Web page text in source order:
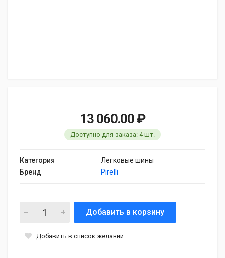
13 060.00 ₽
Доступно для заказа: 4 шт.
Категория
Легковые шины
Бренд
Pirelli
Добавить в корзину
Добавить в список желаний